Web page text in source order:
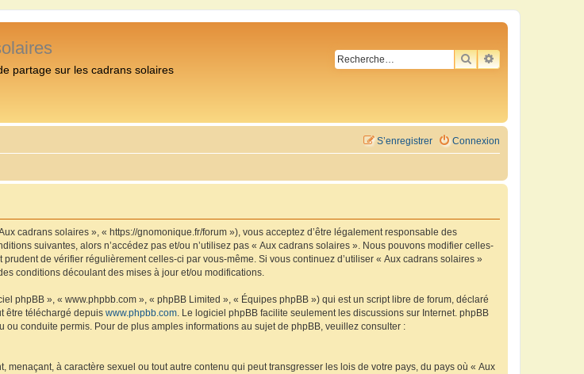
partage sur les cadrans solaires
RECHERCHER
RECHERCHE
Connexion
S’enregistrer
cadrans solaires », « https://gnomonique.fr/forum »), vous acceptez d’être légalement responsable des
suivantes, alors n’accédez pas et/ou n’utilisez pas « Aux cadrans solaires ». Nous pouvons modifier celles-
de vérifier régulièrement celles-ci par vous-même. Si vous continuez d’utiliser « Aux cadrans solaires »
conditions découlant des mises à jour et/ou modifications.
phpBB », « www.phpbb.com », « phpBB Limited », « Équipes phpBB ») qui est un script libre de forum, déclaré
être téléchargé depuis www.phpbb.com. Le logiciel phpBB facilite seulement les discussions sur Internet. phpBB
conduite permis. Pour de plus amples informations au sujet de phpBB, veuillez consulter :
à caractère sexuel ou tout autre contenu qui peut transgresser les lois de votre pays, du pays où « Aux